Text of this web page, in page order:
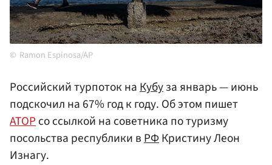
Ramon Espinosa/AP
Российский турпоток наКубуза январь — июнь
подскочил на 67% год к году. Об этом пишет
АТОРсо ссылкой на советника по туризму
посольства республики вРФКристину Леон
Изнагу.